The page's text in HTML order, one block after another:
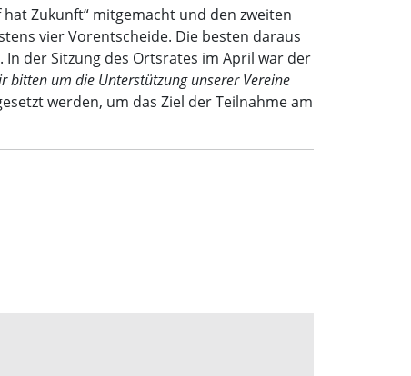
Zukunft“ mitgemacht und den zweiten
vier Vorentscheide. Die besten daraus
der Sitzung des Ortsrates im April war der
bitten um die Unterstützung unserer Vereine
werden, um das Ziel der Teilnahme am